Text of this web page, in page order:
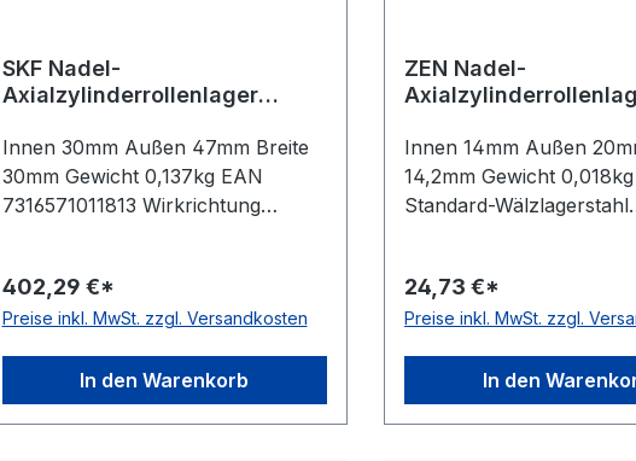
SKF Nadel-
Axialzylinderrollenlager
Innen 30mm Außen 47mm Breite
30mm Gewicht 0,137kg EAN
7316571011813 Wirkrichtung
Temperaturbereich -20 bis +120 °C
Toleranzklasse Toleranzklasse
402,29 €*
Preise inkl. MwSt. zzgl. Versandkosten
In den Warenkorb
ZEN Nadel-
Innen 14mm Außen
14,2mm Gewicht
Standard-Wälzlagerstahl
P0/PN bzw. ABEC 1
mit dünnem Außenring
24,73 €*
Preise inkl. MwSt. zzgl.
In den